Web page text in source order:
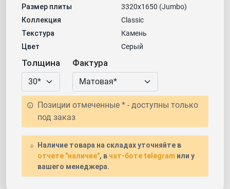
Размер плиты
3320х1650 (Jumbo)
Коллекция
Classic
Текстура
Камень
Цвет
Серый
Толщина Фактура
Позиции отмеченные * - доступны только
под заказ
Наличие товара на складах уточняйте в
отчете "наличие", в чат-боте telegram или у
вашего менеджера.